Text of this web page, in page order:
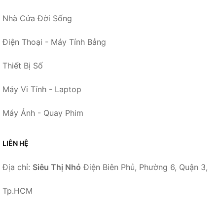
Nhà Cửa Đời Sống
Điện Thoại - Máy Tính Bảng
Thiết Bị Số
Máy Vi Tính - Laptop
Máy Ảnh - Quay Phim
LIÊN HỆ
Địa chỉ: Siêu Thị Nhỏ Điện Biên Phủ, Phường 6, Quận 3,
Tp.HCM